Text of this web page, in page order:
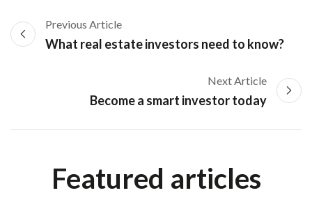
Previous Article
What real estate investors need to know?
Next Article
Become a smart investor today
Featured articles